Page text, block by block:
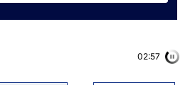
02:56